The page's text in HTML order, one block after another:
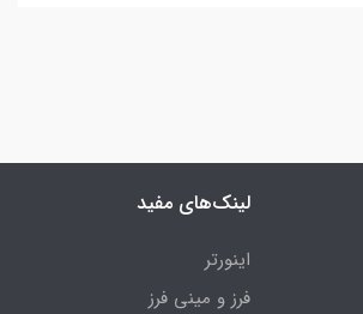
لینک‌های مفید
اینورتر
فرز و مینی فرز